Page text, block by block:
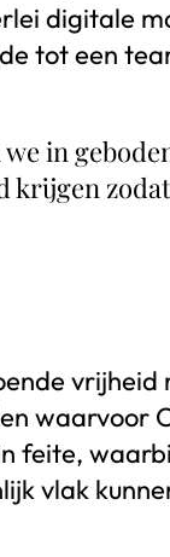
digitale
tot een
in
waarvoor
feite,
vlak